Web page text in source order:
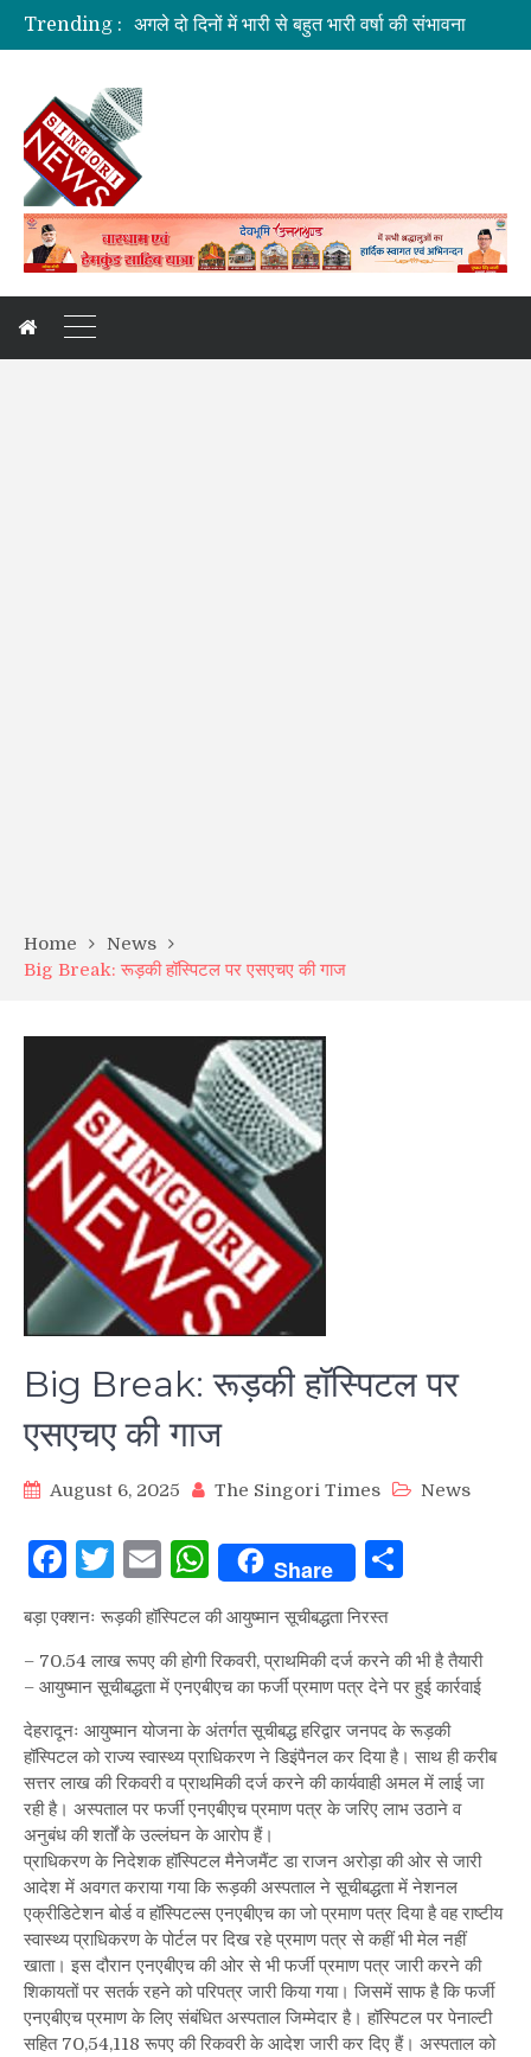
Trending :
दुःखदः वाहन दुर्घटनाग्रस्त, पांच की मौत
कौशल विकास एवं रोजगार से संबंधित योजनाओं की समीक्षा बैठक
कांवड़ यात्रा: देखिए, नीलकंठ क्षेत्र की झलकियां
Home
News
Big Break: रूड़की हॉस्पिटल पर एसएचए की गाज
Big Break: रूड़की हॉस्पिटल पर
एसएचए की गाज
August 6, 2025 The Singori Times News
Facebook
Twitter
EmailWhatsApp
Share
बड़ा एक्शनः रूड़की हॉस्पिटल की आयुष्मान सूचीबद्धता निरस्त
– 70.54 लाख रूपए की होगी रिकवरी, प्राथमिकी दर्ज करने की भी है तैयारी
– आयुष्मान सूचीबद्धता में एनएबीएच का फर्जी प्रमाण पत्र देने पर हुई कार्रवाई
देहरादूनः आयुष्मान योजना के अंतर्गत सूचीबद्ध हरिद्वार जनपद के रूड़की
हॉस्पिटल को राज्य स्वास्थ्य प्राधिकरण ने डिइंपैनल कर दिया है। साथ ही करीब
सत्तर लाख की रिकवरी व प्राथमिकी दर्ज करने की कार्यवाही अमल में लाई जा
रही है। अस्पताल पर फर्जी एनएबीएच प्रमाण पत्र के जरिए लाभ उठाने व
अनुबंध की शर्तों के उल्लंघन के आरोप हैं।
प्राधिकरण के निदेशक हॉस्पिटल मैनेजमैंट डा राजन अरोड़ा की ओर से जारी
आदेश में अवगत कराया गया कि रूड़की अस्पताल ने सूचीबद्धता में नेशनल
एक्रीडिटेशन बोर्ड व हॉस्पिटल्स एनएबीएच का जो प्रमाण पत्र दिया है वह राष्टीय
स्वास्थ्य प्राधिकरण के पोर्टल पर दिख रहे प्रमाण पत्र से कहीं भी मेल नहीं
खाता। इस दौरान एनएबीएच की ओर से भी फर्जी प्रमाण पत्र जारी करने की
शिकायतों पर सतर्क रहने को परिपत्र जारी किया गया। जिसमें साफ है कि फर्जी
एनएबीएच प्रमाण के लिए संबंधित अस्पताल जिम्मेदार है। हॉस्पिटल पर पेनाल्टी
सहित 70,54,118 रूपए की रिकवरी के आदेश जारी कर दिए हैं। अस्पताल को